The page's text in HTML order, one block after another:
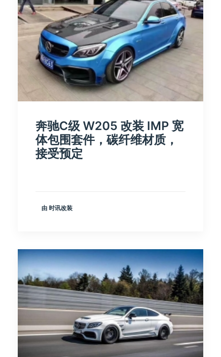
奔驰C级 W205 改装 IMP 宽
体包围套件，碳纤维材质，
接受预定
由 时讯改装